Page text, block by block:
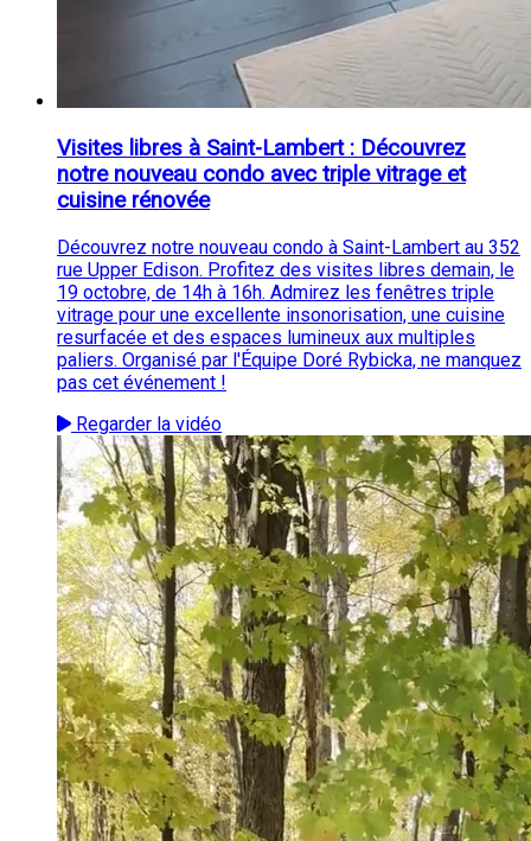
Visites libres à Saint-Lambert : Découvrez
notre nouveau condo avec triple vitrage et
cuisine rénovée
Découvrez notre nouveau condo à Saint-Lambert au 352
rue Upper Edison. Profitez des visites libres demain, le
19 octobre, de 14h à 16h. Admirez les fenêtres triple
vitrage pour une excellente insonorisation, une cuisine
resurfacée et des espaces lumineux aux multiples
paliers. Organisé par l'Équipe Doré Rybicka, ne manquez
pas cet événement !
Regarder la vidéo